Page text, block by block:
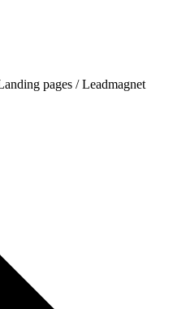
pages / Leadmagnet